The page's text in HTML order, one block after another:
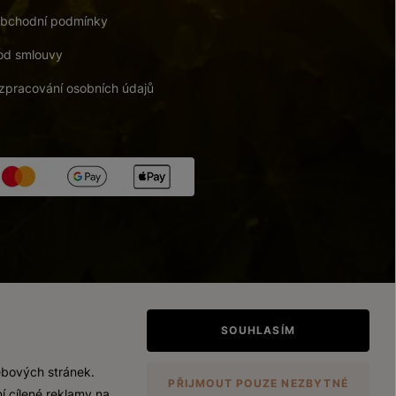
podmínky
smlouvy
osobních údajů
stránek.
SOUHLASÍM
PŘIJMOUT POUZE NEZBYTNÉ